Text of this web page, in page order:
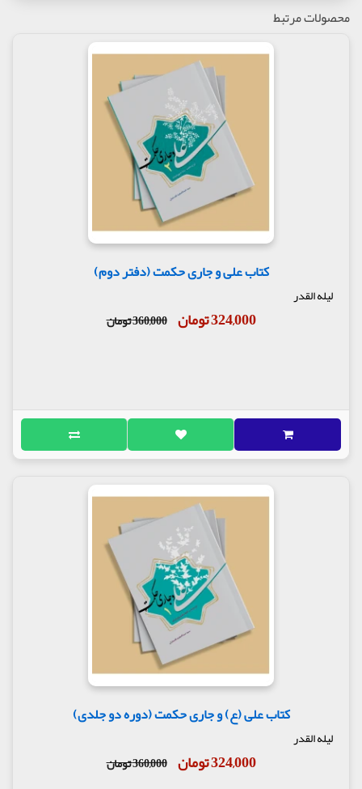
محصولات مرتبط
کتاب علی و جاری حکمت (دفتر دوم)
لیله القدر
324,000 تومان 360,000 تومان
کتاب علی (ع) و جاری حکمت (دوره دو جلدی)
لیله القدر
324,000 تومان 360,000 تومان